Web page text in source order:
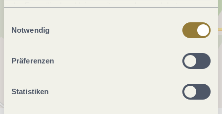
der Europäischen Union weitergegeben und dort
jederzeit widerrufen werden. Mit der Auswahl "Alle
ablehnen" kann es zu Beeinträchtigungen in der Nutzung
Notwendig
Präferenzen
Statistiken